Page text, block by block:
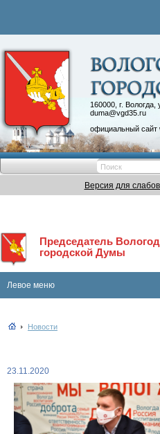
160000, г. Вологда,
duma@vgd35.ru
официальный сайт
Контакты
Депутатские
Версия для
Председатель
городской Думы
Левое меню
Новости
23.11.2020